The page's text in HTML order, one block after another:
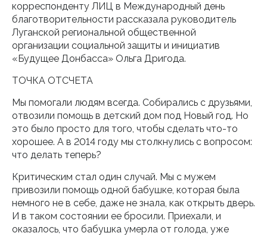
корреспонденту ЛИЦ в Международный день
благотворительности рассказала руководитель
Луганской региональной общественной
организации социальной защиты и инициатив
«Будущее Донбасса» Ольга Дригода.
ТОЧКА ОТСЧЕТА
Мы помогали людям всегда. Собирались с друзьями,
отвозили помощь в детский дом под Новый год. Но
это было просто для того, чтобы сделать что-то
хорошее. А в 2014 году мы столкнулись с вопросом:
что делать теперь?
Критическим стал один случай. Мы с мужем
привозили помощь одной бабушке, которая была
немного не в себе, даже не знала, как открыть дверь.
И в таком состоянии ее бросили. Приехали, и
оказалось, что бабушка умерла от голода, уже